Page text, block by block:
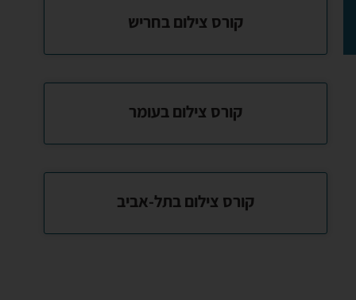
קורס צילום בחריש
קורס צילום בעומר
קורס צילום בתל-אביב